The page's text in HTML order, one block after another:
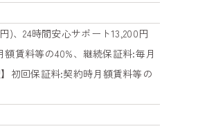
)、24時間安心サポート13,200円
賃料等の40%、継続保証料:毎月
初回保証料:契約時月額賃料等の